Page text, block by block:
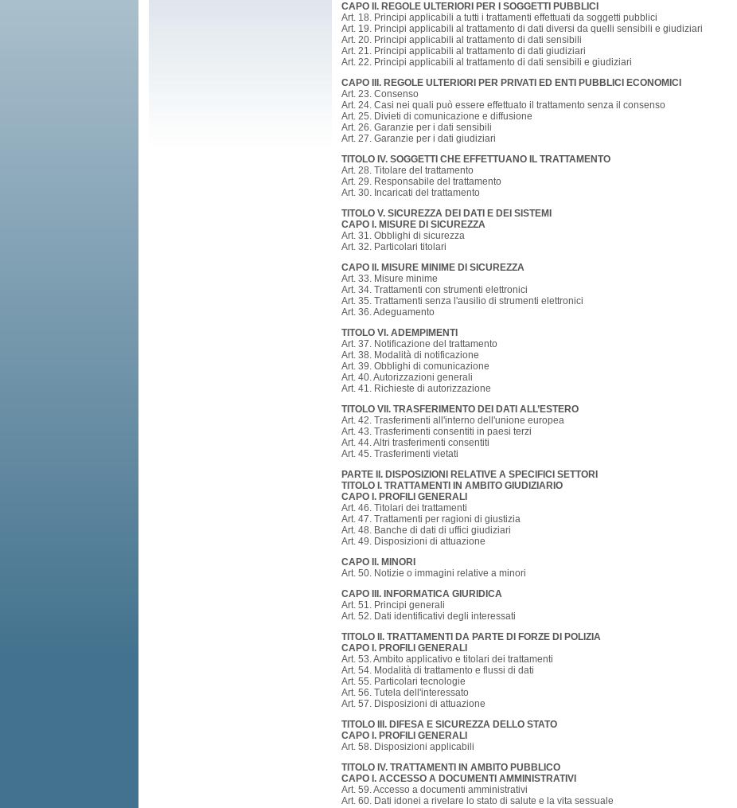
CAPO II. REGOLE ULTERIORI PER I SOGGETTI PUBBLICI
Art. 18. Principi applicabili a tutti i trattamenti effettuati da soggetti pubblici
Art. 19. Principi applicabili al trattamento di dati diversi da quelli sensibili e giudiziari
Art. 20. Principi applicabili al trattamento di dati sensibili
Art. 21. Principi applicabili al trattamento di dati giudiziari
Art. 22. Principi applicabili al trattamento di dati sensibili e giudiziari
CAPO III. REGOLE ULTERIORI PER PRIVATI ED ENTI PUBBLICI ECONOMICI
Art. 23. Consenso
Art. 24. Casi nei quali può essere effettuato il trattamento senza il consenso
Art. 25. Divieti di comunicazione e diffusione
Art. 26. Garanzie per i dati sensibili
Art. 27. Garanzie per i dati giudiziari
TITOLO IV. SOGGETTI CHE EFFETTUANO IL TRATTAMENTO
Art. 28. Titolare del trattamento
Art. 29. Responsabile del trattamento
Art. 30. Incaricati del trattamento
TITOLO V. SICUREZZA DEI DATI E DEI SISTEMI
CAPO I. MISURE DI SICUREZZA
Art. 31. Obblighi di sicurezza
Art. 32. Particolari titolari
CAPO II. MISURE MINIME DI SICUREZZA
Art. 33. Misure minime
Art. 34. Trattamenti con strumenti elettronici
Art. 35. Trattamenti senza l'ausilio di strumenti elettronici
Art. 36. Adeguamento
TITOLO VI. ADEMPIMENTI
Art. 37. Notificazione del trattamento
Art. 38. Modalità di notificazione
Art. 39. Obblighi di comunicazione
Art. 40. Autorizzazioni generali
Art. 41. Richieste di autorizzazione
TITOLO VII. TRASFERIMENTO DEI DATI ALL’ESTERO
Art. 42. Trasferimenti all'interno dell'unione europea
Art. 43. Trasferimenti consentiti in paesi terzi
Art. 44. Altri trasferimenti consentiti
Art. 45. Trasferimenti vietati
PARTE II. DISPOSIZIONI RELATIVE A SPECIFICI SETTORI
TITOLO I. TRATTAMENTI IN AMBITO GIUDIZIARIO
CAPO I. PROFILI GENERALI
Art. 46. Titolari dei trattamenti
Art. 47. Trattamenti per ragioni di giustizia
Art. 48. Banche di dati di uffici giudiziari
Art. 49. Disposizioni di attuazione
CAPO II. MINORI
Art. 50. Notizie o immagini relative a minori
CAPO III. INFORMATICA GIURIDICA
Art. 51. Principi generali
Art. 52. Dati identificativi degli interessati
TITOLO II. TRATTAMENTI DA PARTE DI FORZE DI POLIZIA
CAPO I. PROFILI GENERALI
Art. 53. Ambito applicativo e titolari dei trattamenti
Art. 54. Modalità di trattamento e flussi di dati
Art. 55. Particolari tecnologie
Art. 56. Tutela dell'interessato
Art. 57. Disposizioni di attuazione
TITOLO III. DIFESA E SICUREZZA DELLO STATO
CAPO I. PROFILI GENERALI
Art. 58. Disposizioni applicabili
TITOLO IV. TRATTAMENTI IN AMBITO PUBBLICO
CAPO I. ACCESSO A DOCUMENTI AMMINISTRATIVI
Art. 59. Accesso a documenti amministrativi
Art. 60. Dati idonei a rivelare lo stato di salute e la vita sessuale